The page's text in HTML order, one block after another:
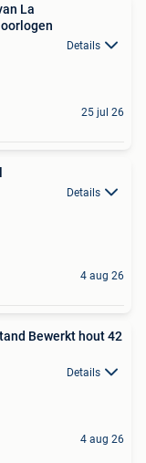
La
Details
25 jul 26
Details
4 aug 26
Bewerkt hout 42
Details
4 aug 26